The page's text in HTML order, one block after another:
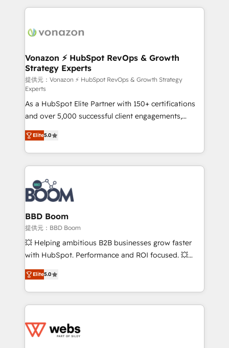
l'international, nous travaillons avec des ETI
delà d’une simple transformation digitale et des
➤ L’intégration de CRM et de méthodologie RevOps
pour aligner les équipes marketing, commerciales et
support client (data migration, synchronisation API,
audit et maintenance) ➤ La création de sites internet
de conversion qui transforment les visiteurs en
opportunités d'affaires ➤ La mise en place de
stratégies d'acquisition marketing (SEO, SEA,
inbound, automatisation marketing, ABM, IA,
emailing) Informations clés : - 10 ans d'expérience -
100+ intégrations CRM HubSpot réussies - 40
experts conseil - 150 certifications HubSpot
cumulées
Vonazon ⚡ HubSpot RevOps & Growth
Strategy Experts
提供元：Vonazon ⚡ HubSpot RevOps & Growth Strategy
Experts
As a HubSpot Elite Partner with 150+ certifications
and over 5,000 successful client engagements,
Vonazon turns marketing complexity into
measurable, scalable growth. From onboarding to
enterprise-grade campaigns, our in-house team
builds scalable strategies that drive long-term
revenue. ⚙️ HubSpot Integration & Optimization •
Seamless CRM, CMS, and automation setup •
Complex platform migrations and data cleanups •
Custom APIs and third-party integrations 📈 End-to-
End Revenue Acceleration • Lifecycle marketing and
pipeline growth programs • Sales enablement tools
and CRM optimization • Retention strategies with
Execution • 750+ onboardings and 2,000+
implementations • Deep expertise across marketing,
Elite5.0
BBD Boom
提供元：BBD Boom
💥 Helping ambitious B2B businesses grow faster
with HubSpot. Performance and ROI focused. 💥
BBD Boom is the HubSpot partner that can help you
to HubSpot Better. We work with your teams to
solve all your HubSpot challenges and improve user
adoption, sales process and marketing results.
the first time 🔧 Designing and optimising your
Elite5.0